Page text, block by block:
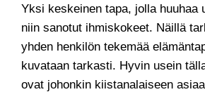
Yksi keskeinen tapa, jolla huuhaa
niin sanotut ihmiskokeet. Näillä
yhden henkilön tekemää
kuvataan tarkasti. Hyvin usein
ovat johonkin kiistanalaiseen